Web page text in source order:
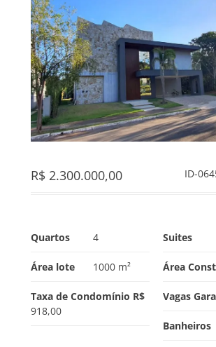
R$ 2.300.000,00 ID-
Quartos 4 Suites
Área lote 1000 m² Área
Taxa de Condomínio R$
918,00
Vagas
Banheiros